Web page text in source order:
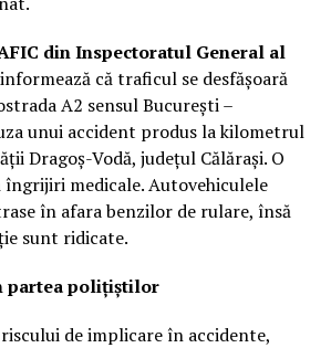
din Inspectoratul General al
informează că traficul se desfășoară
A2 sensul București –
unui accident produs la kilometrul
Dragoș-Vodă, județul Călărași. O
îngrijiri medicale. Autovehiculele
în afara benzilor de rulare, însă
sunt ridicate.
partea polițiștilor
de implicare în accidente,